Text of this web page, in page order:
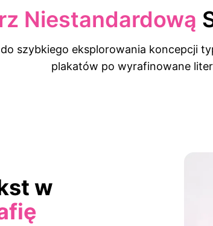
Niestandardową
szybkiego eksplorowania koncepcji
plakatów po wyrafinowane
w